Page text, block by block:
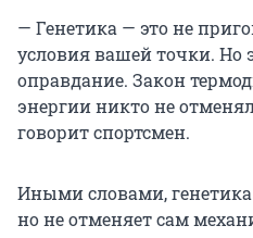
— Генетика — это не
условия вашей точки. Но
оправдание. Закон
энергии никто не
говорит спортсмен.
Иными словами,
но не отменяет сам